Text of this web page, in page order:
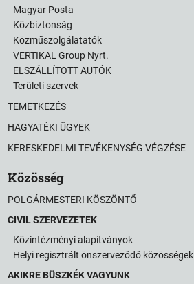
Magyar Posta
Közbiztonság
Közműszolgálatatók
VERTIKAL Group Nyrt.
ELSZÁLLÍTOTT AUTÓK
Területi szervek
TEMETKEZÉS
HAGYATÉKI ÜGYEK
KERESKEDELMI TEVÉKENYSÉG VÉGZÉSE
Közösség
POLGÁRMESTERI KÖSZÖNTŐ
CIVIL SZERVEZETEK
Közintézményi alapítványok
Helyi regisztrált önszerveződő közösségek
AKIKRE BÜSZKÉK VAGYUNK